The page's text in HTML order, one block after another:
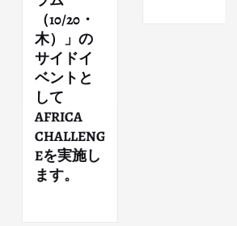
（10/20・
木）」の
サイドイ
ベントと
して
AFRICA
CHALLENG
Eを実施し
ます。